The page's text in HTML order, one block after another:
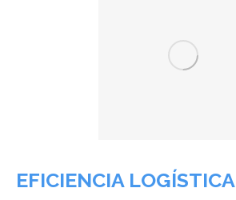
EFICIENCIA LOGÍSTICA